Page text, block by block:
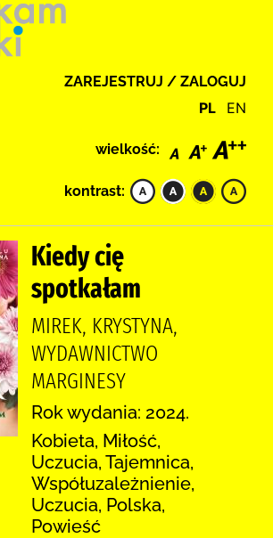
ZAREJESTRUJ / ZALOGUJ
PL EN
wielkość:
kontrast:
Kiedy cię
spotkałam
MIREK, KRYSTYNA,
WYDAWNICTWO
MARGINESY
Rok wydania: 2024.
Kobieta, Miłość,
Uczucia, Tajemnica,
Współuzależnienie,
Uczucia, Polska,
Powieść